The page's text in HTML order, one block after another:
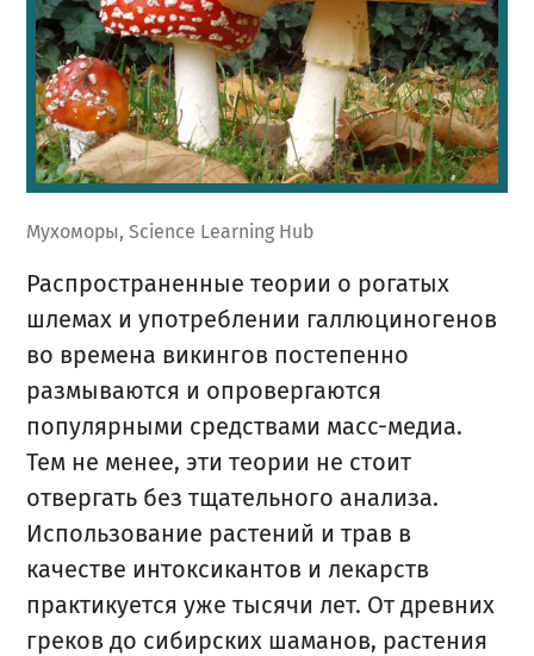
Мухоморы, Science Learning Hub
Распространенные теории о рогатых
шлемах и употреблении галлюциногенов
во времена викингов постепенно
размываются и опровергаются
популярными средствами масс-медиа.
Тем не менее, эти теории не стоит
отвергать без тщательного анализа.
Использование растений и трав в
качестве интоксикантов и лекарств
практикуется уже тысячи лет. От древних
греков до сибирских шаманов, растения